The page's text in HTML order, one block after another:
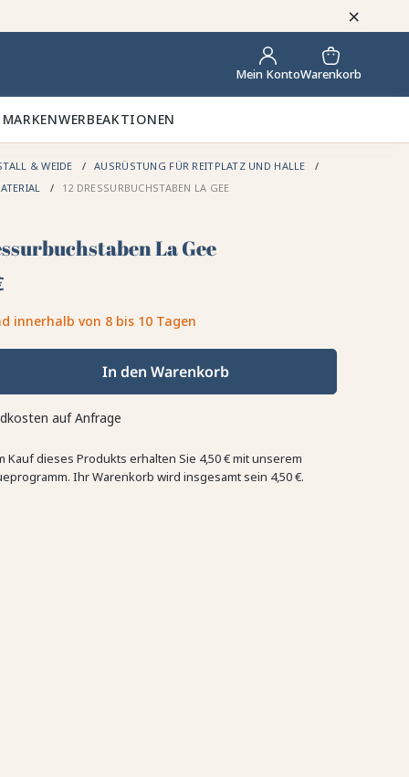
×
Mein KontoWarenkorb
WERBEAKTIONEN
& WEIDE
AUSRÜSTUNG FÜR REITPLATZ UND HALLE
12 DRESSURBUCHSTABEN LA GEE
La Gee
innerhalb von 8 bis 10 Tagen
In den Warenkorb
auf Anfrage
Kauf dieses Produkts erhalten Sie 4,50 €mit unserem
Ihr Warenkorb wird insgesamt sein 4,50 €.